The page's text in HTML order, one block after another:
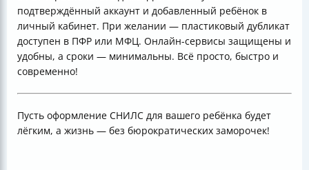
подтверждённый аккаунт и добавленный ребёнок в
личный кабинет. При желании — пластиковый дубликат
доступен в ПФР или МФЦ. Онлайн-сервисы защищены и
удобны, а сроки — минимальны. Всё просто, быстро и
современно!
Пусть оформление СНИЛС для вашего ребёнка будет
лёгким, а жизнь — без бюрократических заморочек!